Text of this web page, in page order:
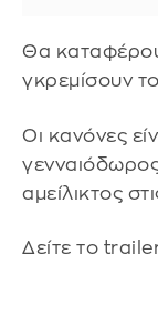
Θα
γκρεμίσουν
Οι κανόνες
αμείλικτος
Δείτε το